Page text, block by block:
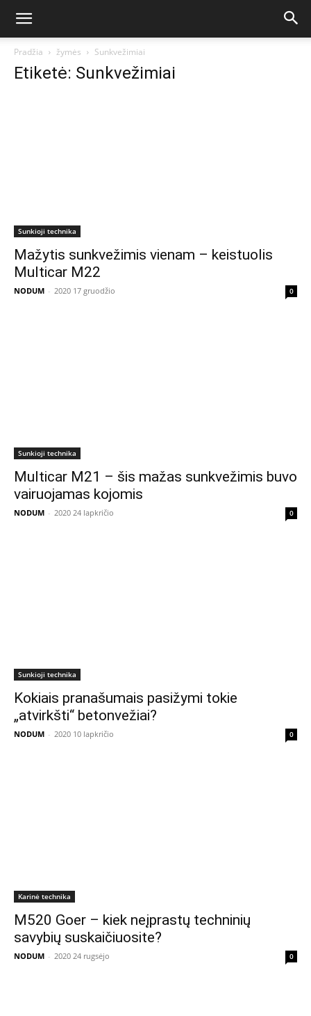
Pradžia žymės Sunkvežimiai
Etiketė: Sunkvežimiai
Sunkioji technika
Mažytis sunkvežimis vienam – keistuolis
Multicar M22
NODUM - 2020 17 gruodžio 0
Sunkioji technika
Multicar M21 – šis mažas sunkvežimis buvo
vairuojamas kojomis
NODUM - 2020 24 lapkričio 0
Sunkioji technika
Kokiais pranašumais pasižymi tokie
„atvirkšti“ betonvežiai?
NODUM - 2020 10 lapkričio 0
Karinė technika
M520 Goer – kiek neįprastų techninių
savybių suskaičiuosite?
NODUM - 2020 24 rugsėjo 0